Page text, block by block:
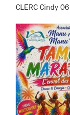
CLERC Cindy